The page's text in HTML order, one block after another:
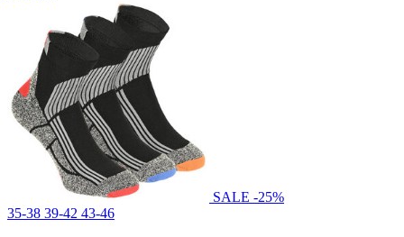
SALE -25%
35-38 39-42 43-46